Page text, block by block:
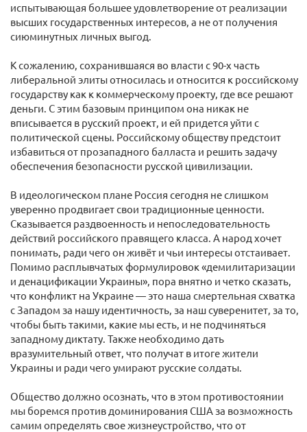
испытывающая большее удовлетворение от реализации
высших государственных интересов, а не от получения
сиюминутных личных выгод.
К сожалению, сохранившаяся во власти с 90-х часть
либеральной элиты относилась и относится к российскому
государству как к коммерческому проекту, где все решают
деньги. С этим базовым принципом она никак не
вписывается в русский проект, и ей придется уйти с
политической сцены. Российскому обществу предстоит
избавиться от прозападного балласта и решить задачу
обеспечения безопасности русской цивилизации.
В идеологическом плане Россия сегодня не слишком
уверенно продвигает свои традиционные ценности.
Сказывается раздвоенность и непоследовательность
действий российского правящего класса. А народ хочет
понимать, ради чего он живёт и чьи интересы отстаивает.
Помимо расплывчатых формулировок «демилитаризации
и денацификации Украины», пора внятно и четко сказать,
что конфликт на Украине ― это наша смертельная схватка
с Западом за нашу идентичность, за наш суверенитет, за то,
чтобы быть такими, какие мы есть, и не подчиняться
западному диктату. Также необходимо дать
вразумительный ответ, что получат в итоге жители
Украины и ради чего умирают русские солдаты.
Общество должно осознать, что в этом противостоянии
мы боремся против доминирования США за возможность
самим определять свое жизнеустройство, что от